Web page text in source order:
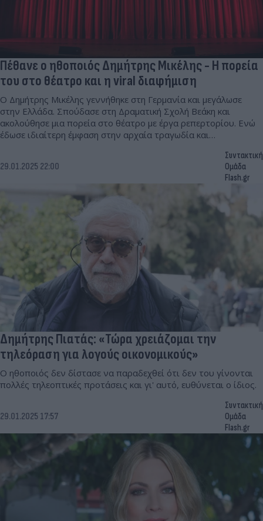
Πέθανε ο ηθοποιός Δημήτρης Μικέλης - Η πορεία
του στο θέατρο και η viral διαφήμιση
Ο Δημήτρης Μικέλης γεννήθηκε στη Γερμανία και μεγάλωσε
στην Ελλάδα. Σπούδασε στη Δραματική Σχολή Βεάκη και
ακολούθησε μια πορεία στο θέατρο με έργα ρεπερτορίου. Ενώ
έδωσε ιδιαίτερη έμφαση στην αρχαία τραγωδία και
29.01.2025 22:00
Συντακτική
Ομάδα
Flash.gr
Δημήτρης Πιατάς: «Τώρα χρειάζομαι την
τηλεόραση για λογούς οικονομικούς»
Ο ηθοποιός δεν δίστασε να παραδεχθεί ότι δεν του γίνονται
πολλές τηλεοπτικές προτάσεις και γι' αυτό, ευθύνεται ο ίδιος.
29.01.2025 17:57
Συντακτική
Ομάδα
Flash.gr